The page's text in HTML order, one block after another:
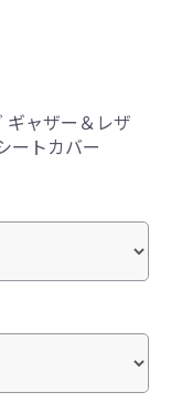
ギャザー＆レザ
ートカバー